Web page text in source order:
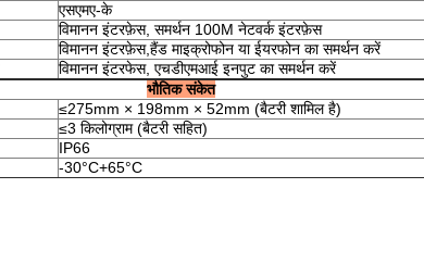
एसएमए-के
विमानन इंटरफ़ेस, समर्थन 100M नेटवर्क इंटरफ़ेस
विमानन इंटरफ़ेस,हैंड माइक्रोफोन या ईयरफोन का समर्थन करें
विमानन इंटरफेस, एचडीएमआई इनपुट का समर्थन करें
भौतिक संकेत
≤275mm × 198mm × 52mm (बैटरी शामिल है)
≤3 किलोग्राम (बैटरी सहित)
IP66
-30°C+65°C